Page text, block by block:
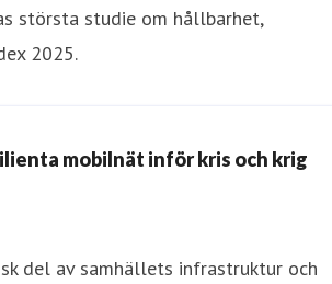
största studie om hållbarhet,
2025.
mobilnät inför kris och krig
del av samhällets infrastruktur och